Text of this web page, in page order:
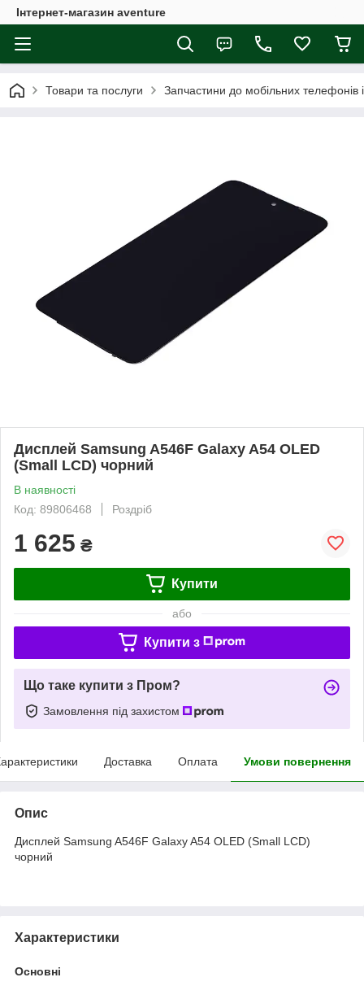
Інтернет-магазин aventure
Товари та послуги Запчастини до мобільних телефонів
Дисплей Samsung A546F Galaxy A54 OLED
(Small LCD) чорний
В наявності
Код: 89806468
Роздріб
1 625 ₴
Купити
або
Купити з
Що таке купити з Пром?
Замовлення під захистом
Доставка Оплата Умови повернення
Опис
Дисплей Samsung A546F Galaxy A54 OLED (Small LCD)
чорний
Характеристики
Основні